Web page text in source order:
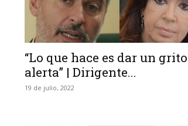
“Lo que hace es dar un
alerta” | Dirigente...
19 de julio, 2022